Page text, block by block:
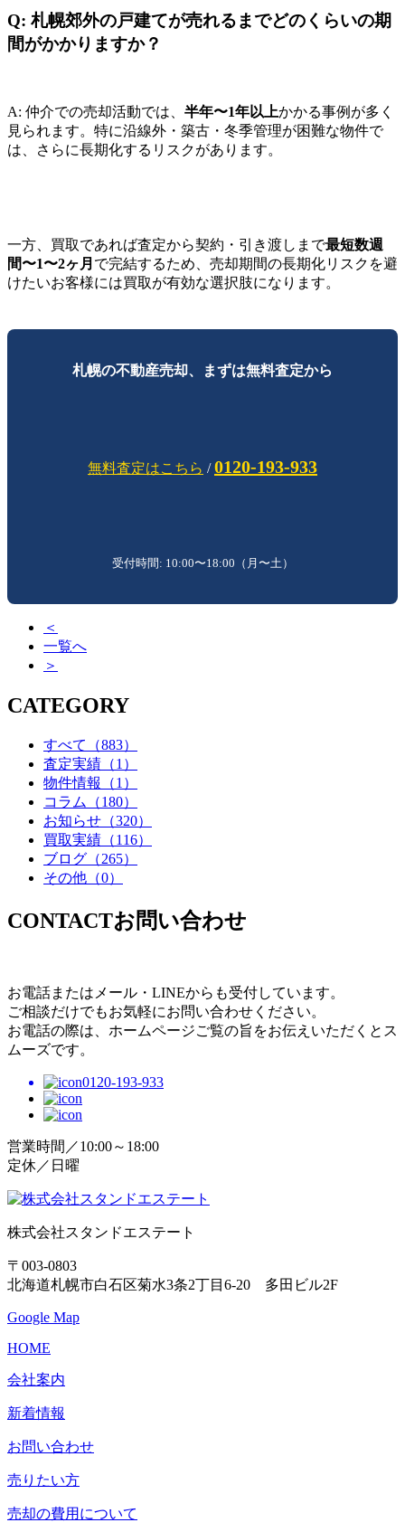
Q: 札幌郊外の戸建てが売れるまでどのくらいの期
間がかかりますか？
A: 仲介での売却活動では、 半年〜1年以上かかる事例が多く
見られます。特に沿線外・築古・冬季管理が困難な物件で
は、さらに長期化するリスクがあります。
一方、買取であれば査定から契約・引き渡しまで最短数週
間〜1〜2ヶ月 で完結するため、売却期間の長期化リスクを避
けたいお客様には買取が有効な選択肢になります。
札幌の不動産売却、まずは無料査定から
無料査定はこちら /0120-193-933
受付時間: 10:00〜18:00（月〜土）
＜
一覧へ
＞
CATEGORY
すべて
（883）
査定実績 （1）
物件情報
（1）
コラム
（180）
お知らせ （320）
買取実績 （116）
ブログ （265）
その他 （0）
CONTACTお問い合わせ
お電話またはメール・LINEからも受付しています。
ご相談だけでもお気軽にお問い合わせください。
お電話の際は、ホームページご覧の旨をお伝えいただくとス
ムーズです。
0120-193-933
営業時間／10:00～18:00
定休／日曜
株式会社スタンドエステート
〒003-0803
北海道札幌市白石区菊水3条2丁目6-20 多田ビル2F
Google Map
HOME
会社案内
新着情報
お問い合わせ
売りたい方
売却の費用について